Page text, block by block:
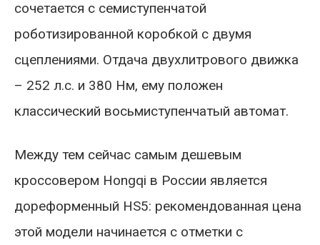
сочетается с семиступенчатой
роботизированной коробкой с двумя
сцеплениями. Отдача двухлитрового движка
– 252 л.с. и 380 Нм, ему положен
классический восьмиступенчатый автомат.
Между тем сейчас самым дешевым
кроссовером Hongqi в России является
дореформенный HS5: рекомендованная цена
этой модели начинается с отметки с